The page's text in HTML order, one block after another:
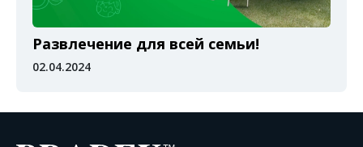
Развлечение для всей семьи!
02.04.2024